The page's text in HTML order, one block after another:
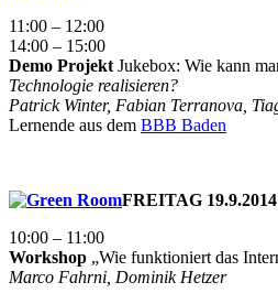
11:00 – 12:00
14:00 – 15:00
Demo Projekt Jukebox: Wie kann
Technologie realisieren?
Patrick Winter, Fabian Terranova,
Lernende aus dem BBB Baden
FREITAG 19.9.2014
10:00 – 11:00
Workshop „Wie funktioniert das
Marco Fahrni, Dominik Hetzer